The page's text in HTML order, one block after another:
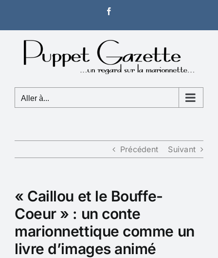
contenu
Aller à...
Précédent Suivant
« Caillou et le Bouffe-
Coeur » : un conte
marionnettique comme un
livre d’images animé